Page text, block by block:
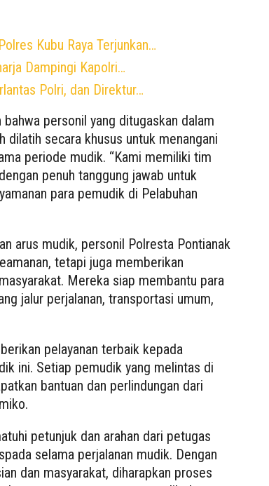
Kubu Raya Terjunkan…
Dampingi Kapolri…
Polri, dan Direktur…
personil yang ditugaskan dalam
dilatih secara khusus untuk menangani
periode mudik. “Kami memiliki tim
penuh tanggung jawab untuk
para pemudik di Pelabuhan
arus mudik, personil Polresta Pontianak
tetapi juga memberikan
Mereka siap membantu para
jalur perjalanan, transportasi umum,
pelayanan terbaik kepada
ini. Setiap pemudik yang melintas di
bantuan dan perlindungan dari
petunjuk dan arahan dari petugas
selama perjalanan mudik. Dengan
dan masyarakat, diharapkan proses